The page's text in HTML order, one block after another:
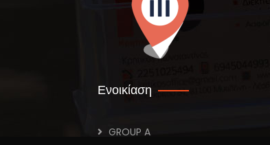
Ενοικίαση
GROUP A